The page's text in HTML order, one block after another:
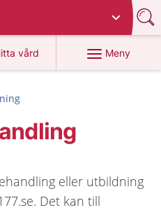
vård
på 1177.se
Meny
eller utbildning
Det kan till